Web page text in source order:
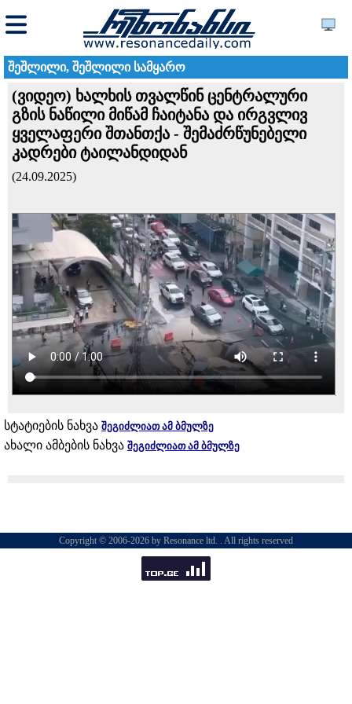
შეშლილი, შეშლილი სამყარო
(ვიდეო) ხალხის თვალწინ ცენტრალური
გზის ნაწილი მიწამ ჩაიტანა და ირგვლივ
ყველაფერი შთანთქა - შემაძრწუნებელი
კადრები ტაილანდიდან
(24.09.2025)
სტატიების ნახვა შეგიძლიათ ამ ბმულზე
ახალი ამბების ნახვა შეგიძლიათ ამ ბმულზე
Copyright © 2006-2026 by Resonance ltd. . All rights reserved